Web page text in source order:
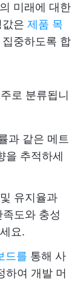
미래에 대한
은 제품 목
중하도록 합
로 분류됩니
과 같은 메트
을 추적하세
유지율과
도와 충성
요.
드를 통해 사
하여 개발 머